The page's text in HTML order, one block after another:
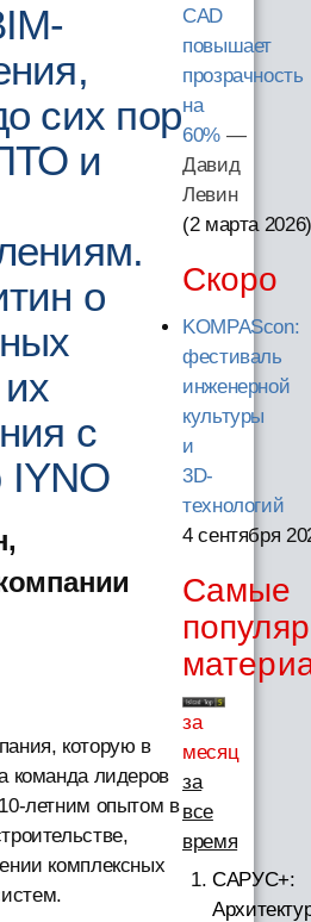
сих пор
и
о
с
которую в
команда лидеров
летним опытом в
комплексных
CAD
повышает
прозрачность
на
60%—
Давид
Левин
(2 марта 2026)
Скоро
KOMPAScon:
фестиваль
инженерной
культуры
и
3D-
технологий
4 сентября
Самые
за
месяц
за
все
время
САРУС+: